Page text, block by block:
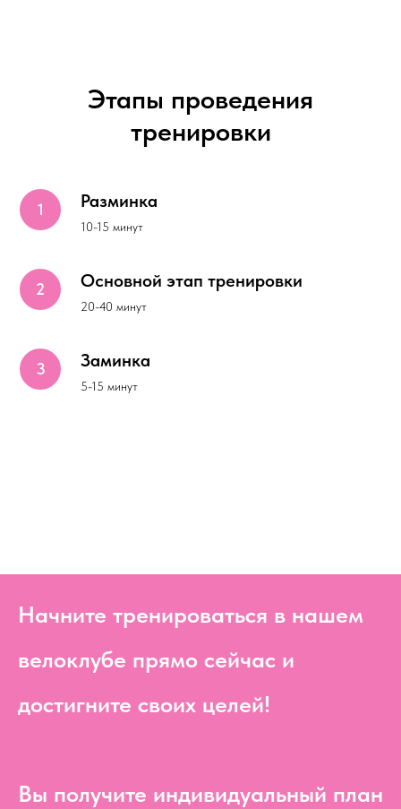
Этапы проведения
тренировки
Разминка
10-15 минут
Основной этап тренировки
20-40 минут
Заминка
5-15 минут
Начните тренироваться в нашем
велоклубе прямо сейчас и
достигните своих целей!
Вы получите индивидуальный план